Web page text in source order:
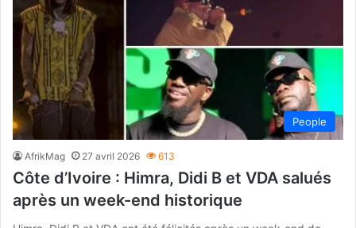
People
AfrikMag 27 avril 2026 613
Côte d’Ivoire : Himra, Didi B et VDA salués
après un week-end historique